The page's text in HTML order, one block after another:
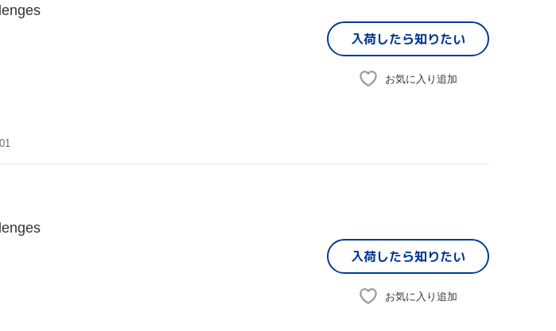
入荷したら知りたい
お気に入り追加
入荷したら知りたい
お気に入り追加